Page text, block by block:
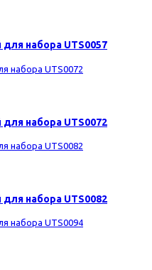
для набора UTS0057
для набора UTS0072
для набора UTS0082